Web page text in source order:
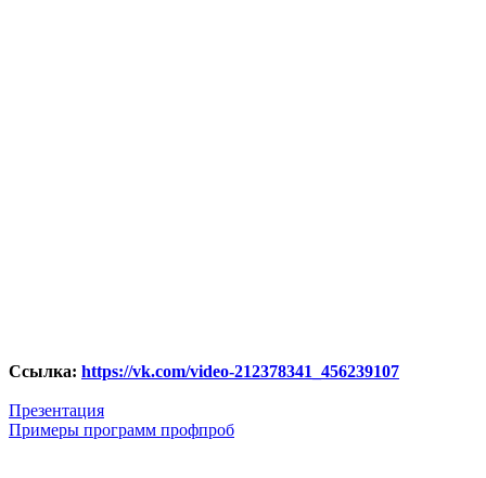
Cсылка: https://vk.com/video-212378341_456239107
Презентация
Примеры программ профпроб